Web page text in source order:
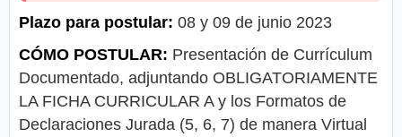
Plazo para postular: 08 y 09 de junio 2023
CÓMO POSTULAR: Presentación de Currículum
Documentado, adjuntando OBLIGATORIAMENTE
LA FICHA CURRICULAR A y los Formatos de
Declaraciones Jurada (5, 6, 7) de manera Virtual